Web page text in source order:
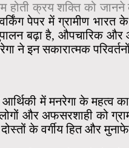
होती क्रय शक्ति को
पेपर में ग्रामीण
बढ़ा है, औपचारिक
ने इन सकारात्मक
में मनरेगा के
और अफसरशाही को
के वर्गीय हित और